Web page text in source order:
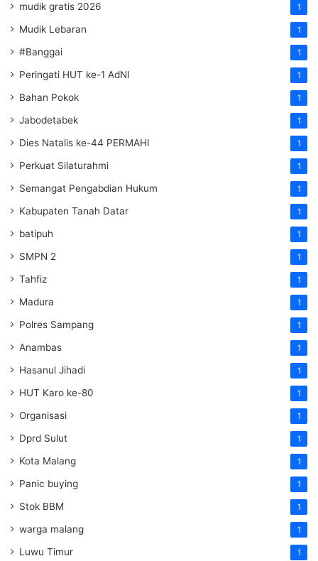
mudik gratis 2026 1
Mudik Lebaran 1
#Banggai 1
Peringati HUT ke-1 AdNI 1
Bahan Pokok 1
Jabodetabek 1
Dies Natalis ke-44 PERMAHI 1
Perkuat Silaturahmi 1
Semangat Pengabdian Hukum 1
Kabupaten Tanah Datar 1
batipuh 1
SMPN 2 1
Tahfiz 1
Madura 1
Polres Sampang 1
Anambas 1
Hasanul Jihadi 1
HUT Karo ke-80 1
Organisasi 1
Dprd Sulut 1
Kota Malang 1
Panic buying 1
Stok BBM 1
warga malang 1
Luwu Timur 1